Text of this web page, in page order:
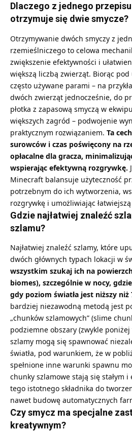
Dlaczego z jednego
otrzymuje się dwie smycze?
Otrzymywanie dwóch smyczy z
rzemieślniczego to celowa
zwiększenie efektywności i
większą liczbą zwierząt. Biorąc pod
często używane parami – na
dwóch zwierząt jednocześnie, do
płotka z zapasową smyczą w
większych zagród – podwojenie
praktycznym rozwiązaniem. Ta
surowców i czas poświęcony na
opłacalne dla gracza,
wspierając efektywną rozgrywkę.
Minecraft balansuje użyteczność
potrzebnym do ich wytworzenia,
rozgrywkę i umożliwiając
Gdzie najłatwiej znaleźć
szlamu?
Najłatwiej znaleźć szlamy, które
dwóch głównych typach lokacji w
wszystkim szukaj ich na
biomes), szczególnie w nocy,
gdy poziom światła jest niższy niż
bardziej niezawodną metodą jest
„chunków szlamowych” (slime
podziemne obszary (zwykle
szlamy mogą się spawnować
światła, pod warunkiem, że w
spełnione inne warunki spawnu
chunky szlamowe stają się stałym i
tego istotnego składnika do
nawet budowę automatycznych
Czy smycz ma specjalne
kreatywnym?